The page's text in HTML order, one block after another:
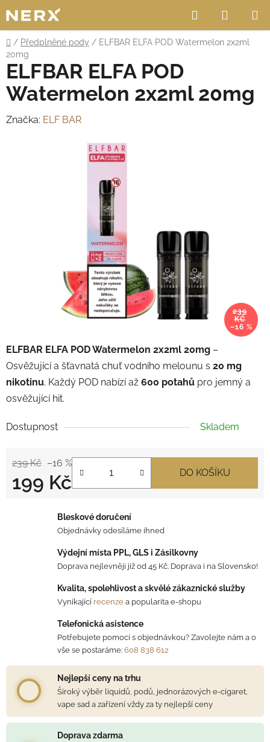
na
obsah
Hledat
KOŠÍK
Domů
/ Předplněné pody / ELFBAR ELFA POD Watermelon 2x2ml
20mg
ELFBAR ELFA POD Watermelon 2x2ml 20mg –
Osvěžující a šťavnatá chuť vodního melounu s 20 mg
nikotinu. Každý POD nabízí až 600 potahů pro jemný a
osvěžující hit.
Dostupnost Skladem
239 Kč –16 %
199 Kč DO KOŠÍKU
ELFBAR ELFA POD
Watermelon 2x2ml 20mg
Značka: ELF BAR
239
KČ
–16 %
Bleskové doručení
Objednávky odesíláme ihned
Výdejní místa PPL, GLS i Zásilkovny
Doprava nejlevněji již od 45 Kč. Doprava i na Slovensko!
Kvalita, spolehlivost a skvělé zákaznické služby
Vynikající recenze a popularita e-shopu
Telefonická asistence
Potřebujete pomoci s objednávkou? Zavolejte nám a o
vše se postaráme: 608 838 612
Nejlepší ceny na trhu
Široký výběr liquidů, podů, jednorázových e-cigaret,
vape sad a zařízení vždy za ty nejlepší ceny
Doprava zdarma